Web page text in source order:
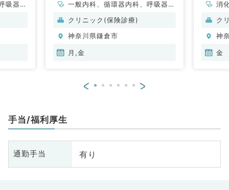
吸器内
一般内科、循環器内科、呼吸器内
科、消化器内科、内分泌・代謝内
クリニック(保険診療)
神奈川県鎌倉市
月,金
消
ク
神
金
< >
手当/福利厚生
通勤手当 有り